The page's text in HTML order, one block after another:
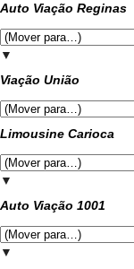
Auto Viação Reginas
▼
Viação União
Limousine Carioca
▼
Auto Viação 1001
▼